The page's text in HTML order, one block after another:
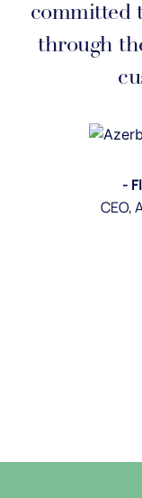
committed
through
CEO,